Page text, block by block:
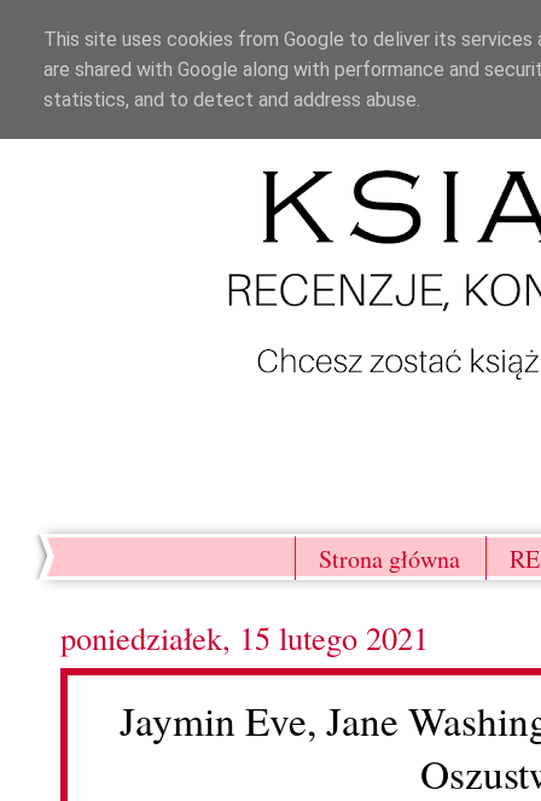
Strona główna
poniedziałek, 15 lutego 2021
Jaymin Eve, Jane
This site uses cookies from Google to deliver its
are shared with Google along with performance and
statistics, and to detect and address abuse.